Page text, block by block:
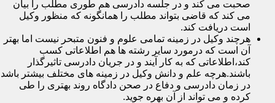
صحبت می کند و در جلسه دادرسی هم طوری مطلب را بیان
می کند که قاضی بتواند مطلب را همانگونه که منظور وکیل
است دریافت کند.
هرچند وکیل در زمینه تمامی علوم و فنون متبحر نیست اما بهتر
آن است که درمورد سایر رشته ها هم اطلاعاتی کسب
کند،اطلاعاتی که به کار آیند و در جریان دادرسی تاثیرگذار
باشند.هرچه علم و دانش وکیل در زمینه های مختلف بیشتر باشد
در زمان دادرسی و دفاع در صحن دادگاه روند بهتری را طی
کرده و می تواند از آن بهره جوید.